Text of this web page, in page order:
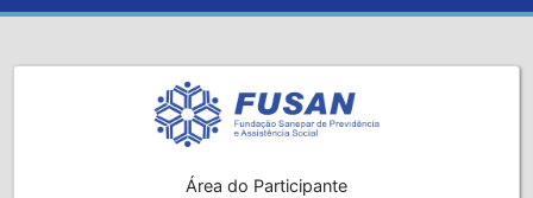
Área do Participante